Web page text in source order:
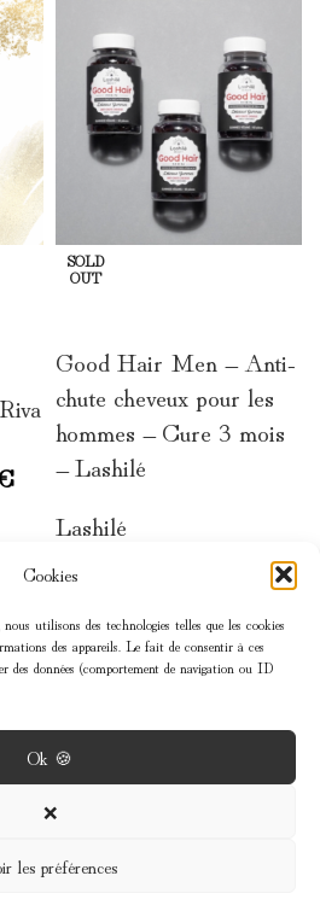
Cookies
utilisons des technologies telles que les cookies
des appareils. Le fait de consentir à ces
des données (comportement de navigation ou ID
Ok 🍪
❌
les préférences
Riva
SOLD
OUT
Good Hair Men – Anti-
chute cheveux pour les
hommes – Cure 3 mois
– Lashilé
Lashilé